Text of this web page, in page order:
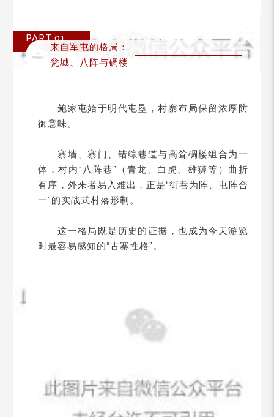
PART.01
来自军屯的格局：
瓮城、 八阵与碉楼
鲍家屯始于明代屯垦，村寨布局保留浓厚防
御意味。
寨墙、寨门、错综巷道与高耸碉楼组合为一
体，村内“八阵巷”（青龙、白虎、雄狮等）曲折
有序，外来者易入难出，正是“街巷为阵、屯阵合
一”的实战式村落形制。
这一格局既是历史的证据，也成为今天游览
时最容易感知的“古寨性格”。